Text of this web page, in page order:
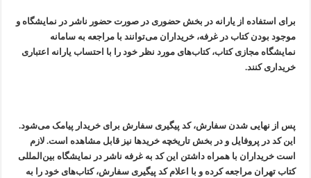
برای استفاده از یارانه در بخش حضوری در صورت حضور ناشر در نمایشگاه و
موجود بودن کتاب در غرفه، خریداران می‌توانند با مراجعه به سامانه
نمایشگاه مجازی کتا‌ب، کتاب‌های مورد نظر خود را با احتساب یارانه اعتباری
خریداری کنند.
پس از نهایی شدن سفارش، کد پیگیری سفارش برای خریدار پیامک می‌شود.
این کد در پروفایل و در بخش تاریخچه خریدها نیز قابل مشاهده است. لازم
است خریداران با همراه داشتن این کد به غرفه ناشر در نمایشگاه بین‌المللی
کتاب تهران مراجعه کرده و با اعلام کد پیگیری سفارش، کتاب‌های خود را به